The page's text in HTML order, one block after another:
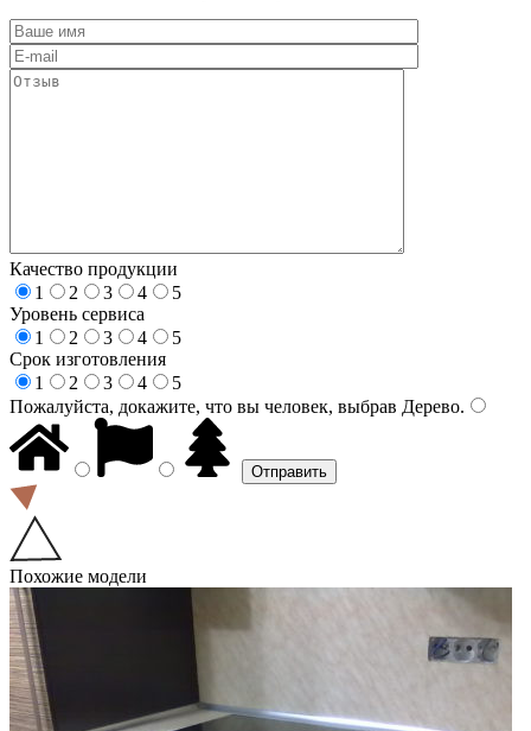
Качество продукции
1
2 3 4
5
Уровень сервиса
1
2 3 4
5
Срок изготовления
1
2 3 4
5
Пожалуйста, докажите, что вы человек, выбрав Дерево.
Похожие модели